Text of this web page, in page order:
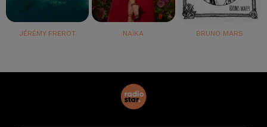
JÉRÉMY FREROT NAÏKA BRUNO MARS